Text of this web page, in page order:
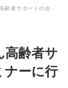
齢者サポートの会」
高齢者サ
ナーに行